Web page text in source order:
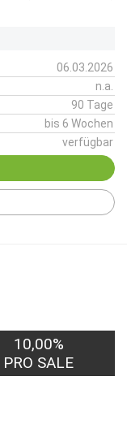
06.03.2026
n.a.
90 Tage
bis 6 Wochen
verfügbar
10,00%
PRO SALE